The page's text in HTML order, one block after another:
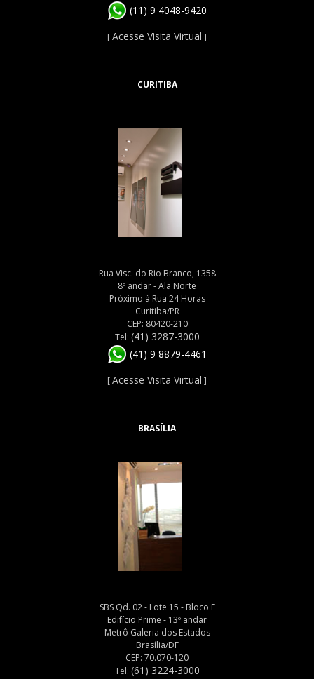
(11) 9 4048-9420
[Acesse Visita Virtual ]
CURITIBA
Rua Visc. do Rio Branco, 1358
8º andar - Ala Norte
Próximo à Rua 24 Horas
Curitiba/PR
CEP: 80420-210
Tel: (41) 3287-3000
(41) 9 8879-4461
[Acesse Visita Virtual ]
BRASÍLIA
SBS Qd. 02 - Lote 15 - Bloco E
Edifício Prime - 13º andar
Metrô Galeria dos Estados
Brasília/DF
CEP: 70.070-120
Tel: (61) 3224-3000